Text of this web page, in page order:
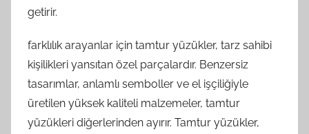
getirir.
farklılık arayanlar için tamtur yüzükler, tarz sahibi
kişilikleri yansıtan özel parçalardır. Benzersiz
tasarımlar, anlamlı semboller ve el işçiliğiyle
üretilen yüksek kaliteli malzemeler, tamtur
yüzükleri diğerlerinden ayırır. Tamtur yüzükler,